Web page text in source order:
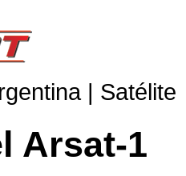
| Satélite
Arsat-1